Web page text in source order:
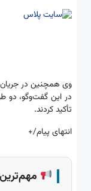
وى همچنین در جریان
در این گفت‌وگو، دو
تأکید کردند.
انتهای پیام/+